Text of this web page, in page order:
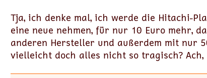
Tja, ich denke mal, ich werde die Hitachi-
eine neue nehmen, für nur 10 Euro mehr,
anderen Hersteller und außerdem mit nur
vielleicht doch alles nicht so tragisch?